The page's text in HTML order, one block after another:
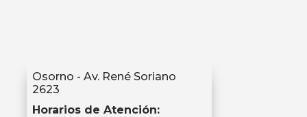
Osorno - Av. René Soriano
2623
Horarios de Atención: